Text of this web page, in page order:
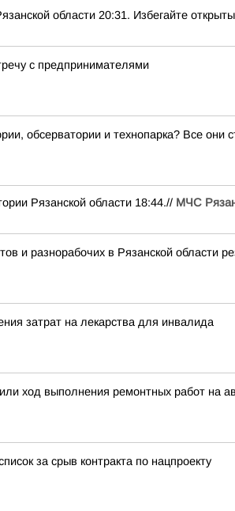
области 20:31. Избегайте
с предпринимателями
обсерватории и технопарка? Все они
Рязанской области 18:44.// МЧС
и разнорабочих в Рязанской области
затрат на лекарства для инвалида
ход выполнения ремонтных работ на
за срыв контракта по нацпроекту